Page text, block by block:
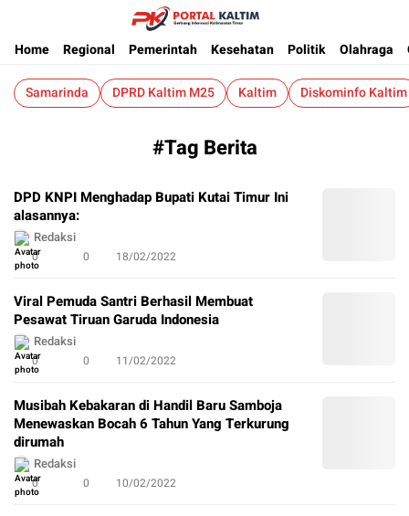
Portalkaltim.com
Berita Kaltim Terkini
Home
Regional Pemerintah Kesehatan Politik Olahraga
Samarinda DPRD Kaltim M25 Kaltim Diskominfo Kaltim
#Tag Berita
DPD KNPI Menghadap Bupati Kutai Timur Ini
alasannya:
Redaksi
0 0 18/02/2022
Viral Pemuda Santri Berhasil Membuat
Pesawat Tiruan Garuda Indonesia
Redaksi
0 0 11/02/2022
Musibah Kebakaran di Handil Baru Samboja
Menewaskan Bocah 6 Tahun Yang Terkurung
dirumah
Redaksi
0 0 10/02/2022